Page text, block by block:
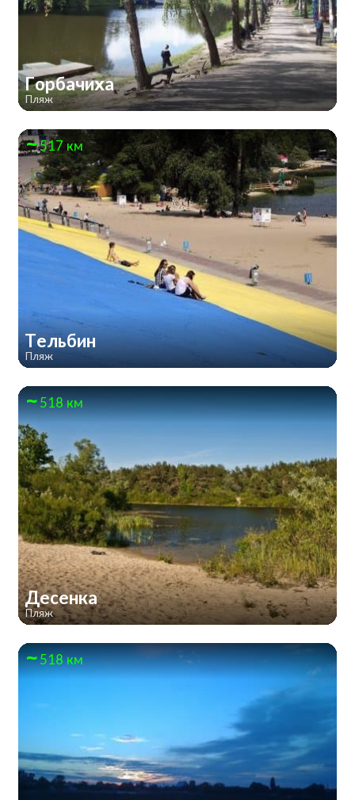
Горбачиха
Пляж
517 км
Тельбин
Пляж
518 км
Десенка
Пляж
518 км